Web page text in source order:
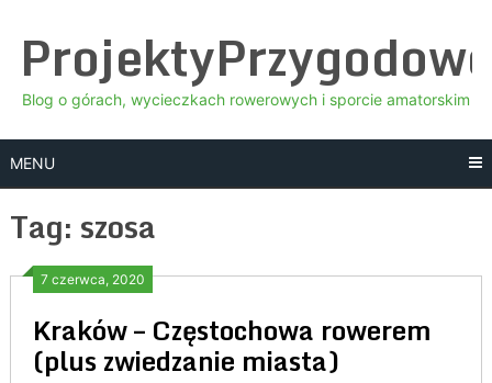
content
Blog o górach, wycieczkach rowerowych i sporcie amatorskim
MENU
Tag: szosa
7 czerwca, 2020
Kraków – Częstochowa rowerem
(plus zwiedzanie miasta)